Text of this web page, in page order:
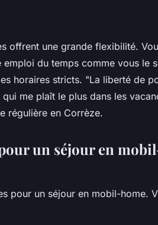
offrent une grande flexibilité.
du temps comme vous le
horaires stricts. "La liberté de
me plaît le plus dans les
régulière en Corrèze.
un séjour en
pour un séjour en mobil-home.